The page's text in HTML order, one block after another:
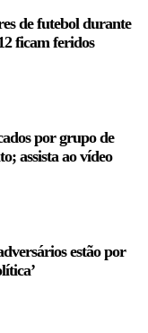
de futebol durante
ficam feridos
por grupo de
assista ao vídeo
estão por